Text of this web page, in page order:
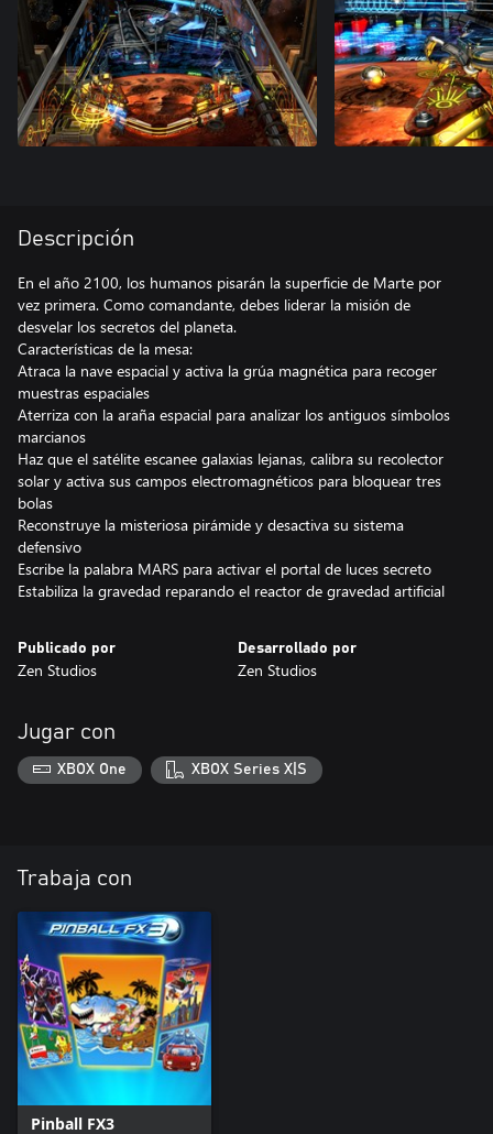
Descripción
En el año 2100, los humanos pisarán la superficie de Marte por
vez primera. Como comandante, debes liderar la misión de
desvelar los secretos del planeta.
Características de la mesa:
Atraca la nave espacial y activa la grúa magnética para recoger
muestras espaciales
Aterriza con la araña espacial para analizar los antiguos símbolos
marcianos
Haz que el satélite escanee galaxias lejanas, calibra su recolector
solar y activa sus campos electromagnéticos para bloquear tres
bolas
Reconstruye la misteriosa pirámide y desactiva su sistema
defensivo
Escribe la palabra MARS para activar el portal de luces secreto
Estabiliza la gravedad reparando el reactor de gravedad artificial
Publicado por
Zen Studios
Desarrollado por
Zen Studios
Jugar con
XBOX One XBOX Series X|S
Trabaja con
Pinball FX3